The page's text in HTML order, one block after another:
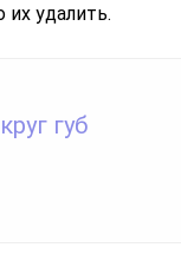
их удалить.
губ